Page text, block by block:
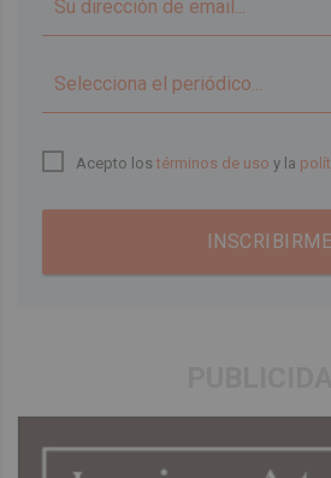
Acepto lostérminos de uso y la
INSCRIBIRME